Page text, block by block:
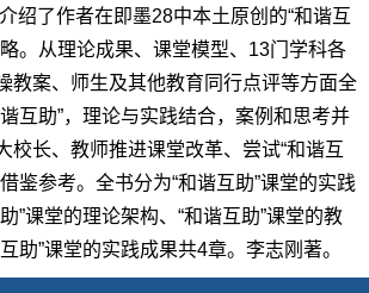
了作者在即墨28中本土原创的“和谐互
。从理论成果、课堂模型、13门学科各
教案、师生及其他教育同行点评等方面全
互助”，理论与实践结合，案例和思考并
校长、教师推进课堂改革、尝试“和谐互
鉴参考。全书分为“和谐互助”课堂的实践
”课堂的理论架构、“和谐互助”课堂的教
助”课堂的实践成果共4章。李志刚著。